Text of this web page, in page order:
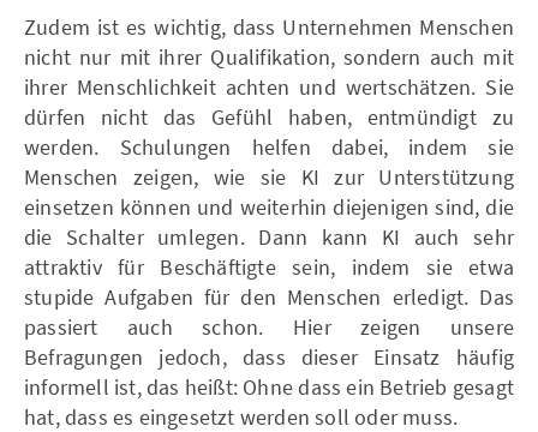
Zudem ist es wichtig, dass Unternehmen Menschen
nicht nur mit ihrer Qualifikation, sondern auch mit
ihrer Menschlichkeit achten und wertschätzen. Sie
dürfen nicht das Gefühl haben, entmündigt zu
werden. Schulungen helfen dabei, indem sie
Menschen zeigen, wie sie KI zur Unterstützung
einsetzen können und weiterhin diejenigen sind, die
die Schalter umlegen. Dann kann KI auch sehr
attraktiv für Beschäftigte sein, indem sie etwa
stupide Aufgaben für den Menschen erledigt. Das
passiert auch schon. Hier zeigen unsere
Befragungen jedoch, dass dieser Einsatz häufig
informell ist, das heißt: Ohne dass ein Betrieb gesagt
hat, dass es eingesetzt werden soll oder muss.